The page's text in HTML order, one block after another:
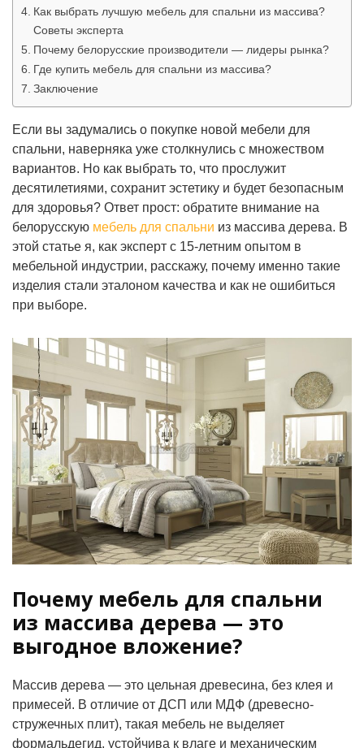
Как выбрать лучшую мебель для спальни из массива?
Советы эксперта
Почему белорусские производители — лидеры рынка?
Где купить мебель для спальни из массива?
Заключение
Если вы задумались о покупке новой мебели для
спальни, наверняка уже столкнулись с множеством
вариантов. Но как выбрать то, что прослужит
десятилетиями, сохранит эстетику и будет безопасным
для здоровья? Ответ прост: обратите внимание на
белорусскую мебель для спальни из массива дерева. В
этой статье я, как эксперт с 15-летним опытом в
мебельной индустрии, расскажу, почему именно такие
изделия стали эталоном качества и как не ошибиться
при выборе.
Почему мебель для спальни
из массива дерева — это
выгодное вложение?
Массив дерева — это цельная древесина, без клея и
примесей. В отличие от ДСП или МДФ (древесно-
стружечных плит), такая мебель не выделяет
формальдегид, устойчива к влаге и механическим